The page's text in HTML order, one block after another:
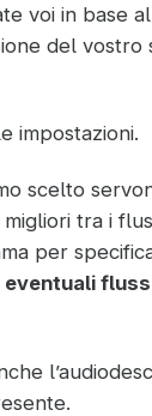
voi in base
del vostro
impostazioni.
scelto
tra i
per
eventuali